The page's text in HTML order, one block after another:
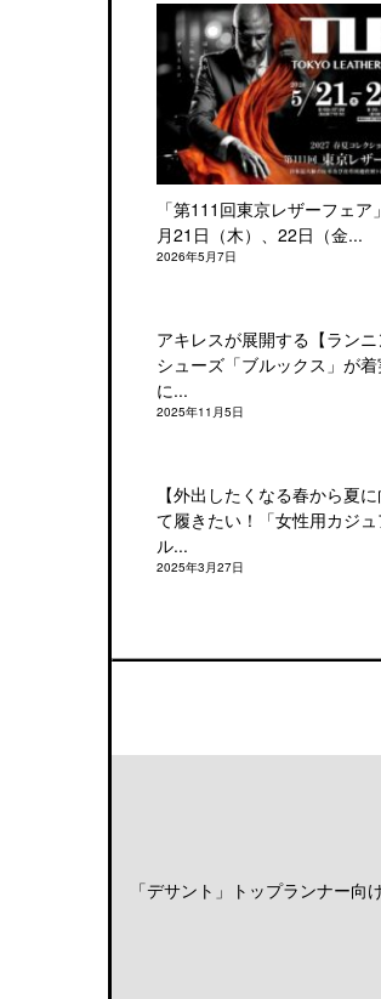
「第111回東京レザーフェア
月21日（木）、22日（金...
2026年5月7日
アキレスが展開する【ラン
シューズ「ブルックス」が
に...
2025年11月5日
【外出したくなる春から夏
て履きたい！「女性用カジュ
ル...
2025年3月27日
「デサント」トップランナー向